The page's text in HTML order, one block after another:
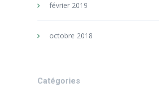
février 2019
octobre 2018
Catégories